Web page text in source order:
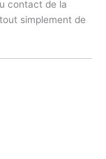
contact de la
simplement de